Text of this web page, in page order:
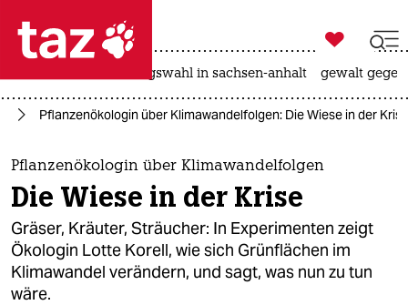
 taz zahl ich
taz zahl ich
themen
politik
öko
gesellschaft

taz zahl ich
landtagswahl in sachsen-anhalt gewalt
Pflanzenökologin über Klimawandelfolgen: Die Wiese in der Krise
Pflanzenökologin über Klimawandelfolgen
Die Wiese in der Krise
Gräser, Kräuter, Sträucher: In Experimenten zeigt
Ökologin Lotte Korell, wie sich Grünflächen im
Klimawandel verändern, und sagt, was nun zu tun
wäre.